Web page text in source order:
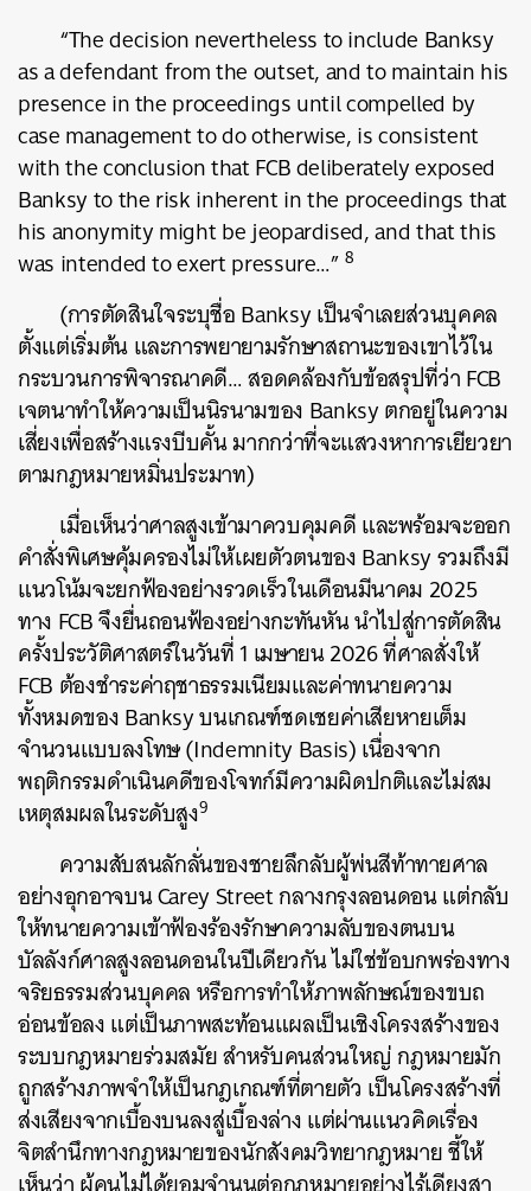
“The decision nevertheless to include Banksy
as a defendant from the outset, and to maintain his
presence in the proceedings until compelled by
case management to do otherwise, is consistent
with the conclusion that FCB deliberately exposed
Banksy to the risk inherent in the proceedings that
his anonymity might be jeopardised, and that this
was intended to exert pressure…”8
(การตัดสินใจระบุชื่อ Banksy เป็นจำเลยส่วนบุคคล
ตั้งแต่เริ่มต้น และการพยายามรักษาสถานะของเขาไว้ใน
กระบวนการพิจารณาคดี… สอดคล้องกับข้อสรุปที่ว่า FCB
เจตนาทำให้ความเป็นนิรนามของ Banksy ตกอยู่ในความ
เสี่ยงเพื่อสร้างแรงบีบคั้น มากกว่าที่จะแสวงหาการเยียวยา
ตามกฎหมายหมิ่นประมาท)
เมื่อเห็นว่าศาลสูงเข้ามาควบคุมคดี และพร้อมจะออก
คำสั่งพิเศษคุ้มครองไม่ให้เผยตัวตนของ Banksy รวมถึงมี
แนวโน้มจะยกฟ้องอย่างรวดเร็วในเดือนมีนาคม 2025
ทาง FCB จึงยื่นถอนฟ้องอย่างกะทันหัน นำไปสู่การตัดสิน
ครั้งประวัติศาสตร์ในวันที่ 1 เมษายน 2026 ที่ศาลสั่งให้
FCB ต้องชำระค่าฤชาธรรมเนียมและค่าทนายความ
ทั้งหมดของ Banksy บนเกณฑ์ชดเชยค่าเสียหายเต็ม
จำนวนแบบลงโทษ (Indemnity Basis) เนื่องจาก
พฤติกรรมดำเนินคดีของโจทก์มีความผิดปกติและไม่สม
เหตุสมผลในระดับสูง9
ความสับสนลักลั่นของชายลึกลับผู้พ่นสีท้าทายศาล
อย่างอุกอาจบน Carey Street กลางกรุงลอนดอน แต่กลับ
ให้ทนายความเข้าฟ้องร้องรักษาความลับของตนบน
บัลลังก์ศาลสูงลอนดอนในปีเดียวกัน ไม่ใช่ข้อบกพร่องทาง
จริยธรรมส่วนบุคคล หรือการทำให้ภาพลักษณ์ของขบถ
อ่อนข้อลง แต่เป็นภาพสะท้อนแผลเป็นเชิงโครงสร้างของ
ระบบกฎหมายร่วมสมัย สำหรับคนส่วนใหญ่ กฎหมายมัก
ถูกสร้างภาพจำให้เป็นกฎเกณฑ์ที่ตายตัว เป็นโครงสร้างที่
ส่งเสียงจากเบื้องบนลงสู่เบื้องล่าง แต่ผ่านแนวคิดเรื่อง
จิตสำนึกทางกฎหมายของนักสังคมวิทยากฎหมาย ชี้ให้